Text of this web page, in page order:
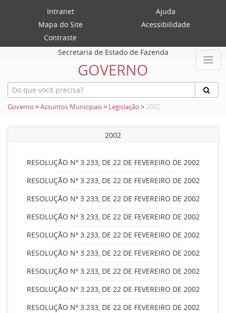
Intranet
Ajuda
Mapa do Site
Acessibilidade
Contraste
Secretaria de Estado de Fazenda
GOVERNO
Governo >Assuntos Municipais> Legislação > 2002
2002
RESOLUÇÃO Nº 3.233, DE 22 DE FEVEREIRO DE 2002
RESOLUÇÃO Nº 3.233, DE 22 DE FEVEREIRO DE 2002
RESOLUÇÃO Nº 3.233, DE 22 DE FEVEREIRO DE 2002
RESOLUÇÃO Nº 3.233, DE 22 DE FEVEREIRO DE 2002
RESOLUÇÃO Nº 3.233, DE 22 DE FEVEREIRO DE 2002
RESOLUÇÃO Nº 3.233, DE 22 DE FEVEREIRO DE 2002
RESOLUÇÃO Nº 3.233, DE 22 DE FEVEREIRO DE 2002
RESOLUÇÃO Nº 3.233, DE 22 DE FEVEREIRO DE 2002
RESOLUÇÃO Nº 3.233, DE 22 DE FEVEREIRO DE 2002